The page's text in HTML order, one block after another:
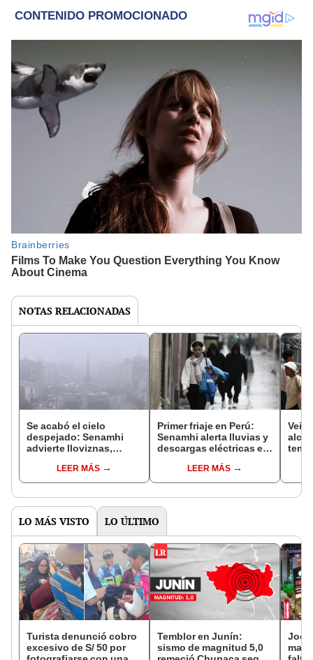
NOTAS RELACIONADAS
Se acabó el cielo
despejado: Senamhi
advierte lloviznas,
viento en toda la costa
peruana
LEER MÁS
Primer friaje en Perú:
Senamhi alerta lluvias y
descargas eléctricas en
fenómenoLEER MÁS
LO MÁS VISTO LO ÚLTIMO
Turista denunció cobro
excesivo de S/ 50 por
Temblor en Junín:
sismo de magnitud 5,0